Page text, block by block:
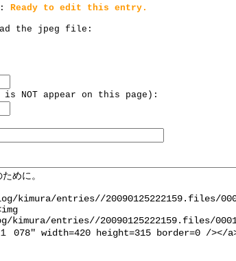
Ready to edit this entry.
the jpeg file:
is NOT appear on this page):